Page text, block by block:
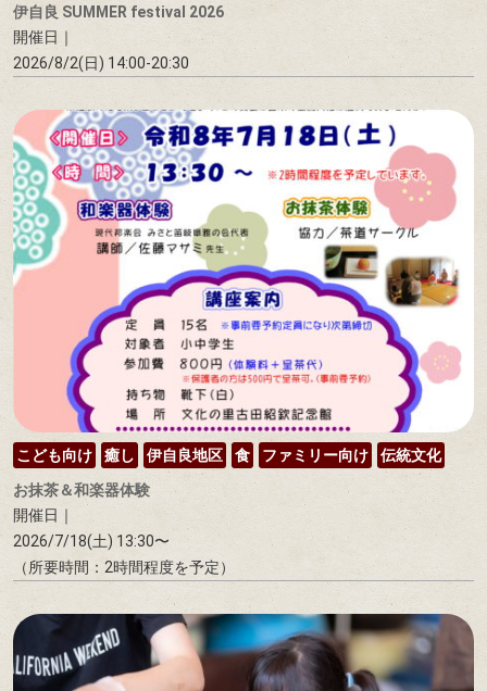
伊自良 SUMMER festival 2026
開催日｜
2026/8/2(日) 14:00-20:30
こども向け 癒し 伊自良地区 食 ファミリー向け
伝統文化
お抹茶＆和楽器体験
開催日｜
2026/7/18(土) 13:30〜
（所要時間：2時間程度を予定）